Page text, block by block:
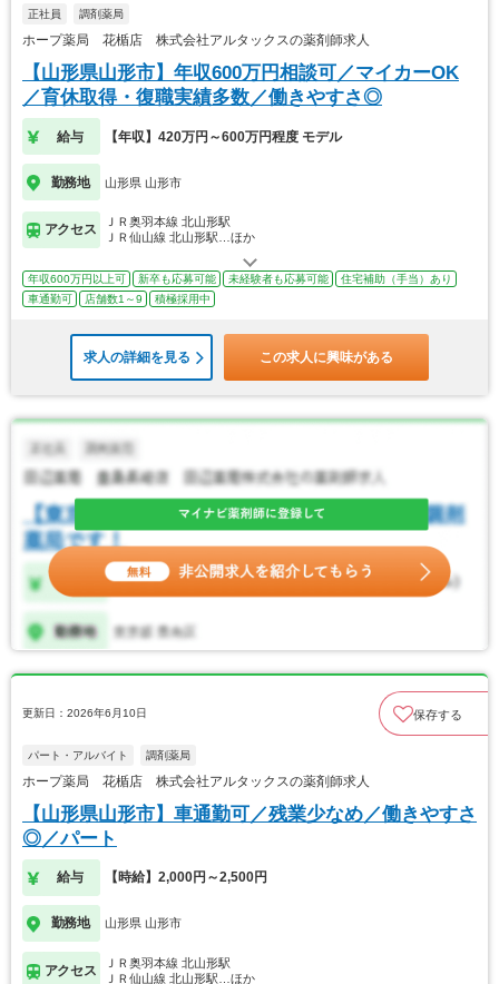
正社員 調剤薬局
ホープ薬局 花楯店 株式会社アルタックスの薬剤師求人
【山形県山形市】年収600万円相談可／マイカーOK
／育休取得・復職実績多数／働きやすさ◎
給与 【年収】420万円～600万円程度 モデル
勤務地 山形県 山形市
アクセス
ＪＲ奥羽本線 北山形駅
ＪＲ仙山線 北山形駅…ほか
年収600万円以上可 新卒も応募可能 未経験者も応募可能
住宅補助（手当）あり
車通勤可
店舗数1～9 積極採用中
求人の詳細を見る この求人に興味がある
更新日：2026年6月10日 保存する
パート・アルバイト 調剤薬局
ホープ薬局 花楯店 株式会社アルタックスの薬剤師求人
【山形県山形市】車通勤可／残業少なめ／働きやすさ
◎／パート
給与 【時給】2,000円～2,500円
勤務地 山形県 山形市
アクセス
ＪＲ奥羽本線 北山形駅
ＪＲ仙山線 北山形駅…ほか